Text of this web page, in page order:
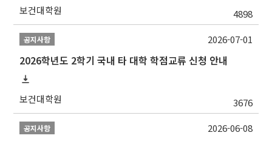
보건대학원 4898
공지사항
2026학년도 2학기 국내 타 대학 학점교류 신청 안내
보건대학원 3676
2026-07-01
공지사항 2026-06-08